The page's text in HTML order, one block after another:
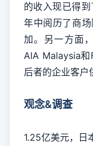
的收入现已得
年中阅历了商
加。另一方面
AIA Malaysia和
后者的企业客户
观念&调查
1.25亿美元，日